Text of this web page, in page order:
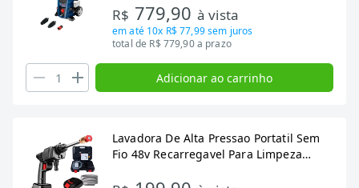
R$ 779,90 à vista
em até 10x R$ 77,99sem juros
total de R$ 779,90 a prazo
Adicionar ao carrinho
Lavadora De Alta Pressao Portatil Sem
Fio 48v Recarregavel Para Limpeza